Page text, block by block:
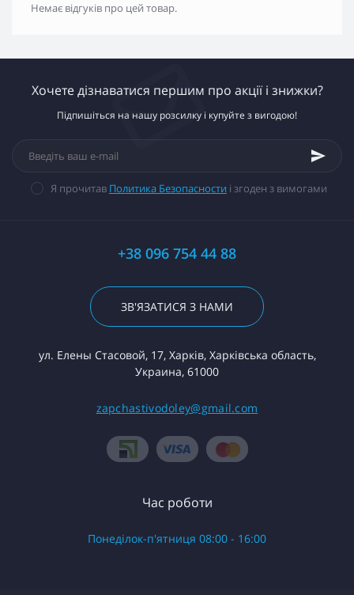
Немає відгуків про цей товар.
Хочете дізнаватися першим про акції і знижки?
Підпишіться на нашу розсилку і купуйте з вигодою!
Я прочитав Политика Безопасности і згоден з вимогами
+38 096 754 44 88
ЗВ'ЯЗАТИСЯ З НАМИ
ул. Елены Стасовой, 17, Харків, Харківська область,
Украина, 61000
zapchastivodoley@gmail.com
Час роботи
Понеділок-п'ятниця 08:00 - 16:00